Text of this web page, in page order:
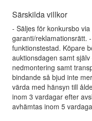
Särskilda villkor
- Säljes för konkursbo
garanti/reklamationsrätt.
funktionstestad. Köpare
auktionsdagen samt
nedmontering samt
bindande så bjud inte
värda med hänsyn till
inom 3 vardagar efter
avhämtas inom 5